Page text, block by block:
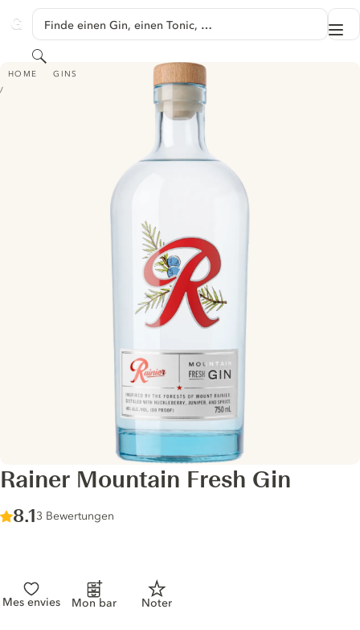
GINVENTORY
Finde einen Gin, einen Tonic, …
Suchen
HOME GINS
RAINER MOUNTAIN FRESH GIN
Rainer Mountain Fresh Gin
Score :
8.1/ 10
3 Bewertungen
Mes envies Mon bar Noter